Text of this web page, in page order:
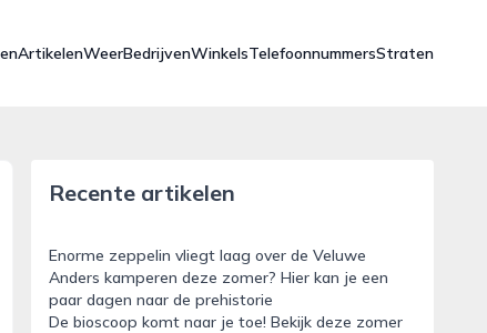
ArtikelenWeerBedrijvenWinkelsTelefoonnummersStraten
Recente artikelen
Enorme zeppelin vliegt laag over de Veluwe
Anders kamperen deze zomer? Hier kan je een
paar dagen naar de prehistorie
De bioscoop komt naar je toe! Bekijk deze zomer